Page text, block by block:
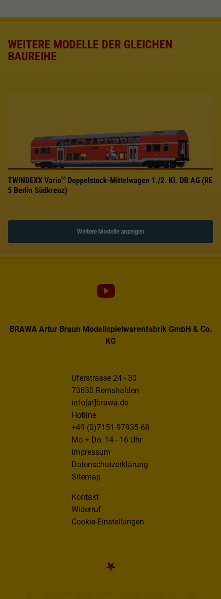
WEITERE MODELLE DER GLEICHEN
BAUREIHE
TWINDEXX Vario® Doppelstock-Mittelwagen 1./2. Kl. DB AG (RE
5 Berlin Südkreuz)
Weitere Modelle anzeigen
BRAWA Artur Braun Modellspielwarenfabrik GmbH & Co.
KG
Uferstrasse 24 - 30
73630 Remshalden
info[at]brawa.de
Hotline
+49 (0)7151-97935-68
Mo + Do, 14 - 16 Uhr
Impressum
Datenschutzerklärung
Sitemap
Kontakt
Widerruf
Cookie-Einstellungen